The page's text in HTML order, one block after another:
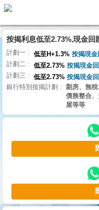
代
理
主
頁
搵
樓/
交
業
主
宅
按揭利息低至2.73%,現金回
計劃一 低至H+1.3% 按揭現
計劃二 低至2.73% 按揭現金
計劃三 低至2.73% 按揭現金
銀行特別按揭計劃
劏房、無稅
債務整合
屋等等